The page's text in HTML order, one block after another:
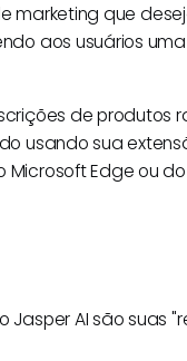
marketing que
aos usuários
de produtos
usando sua
Edge ou
AI são suas